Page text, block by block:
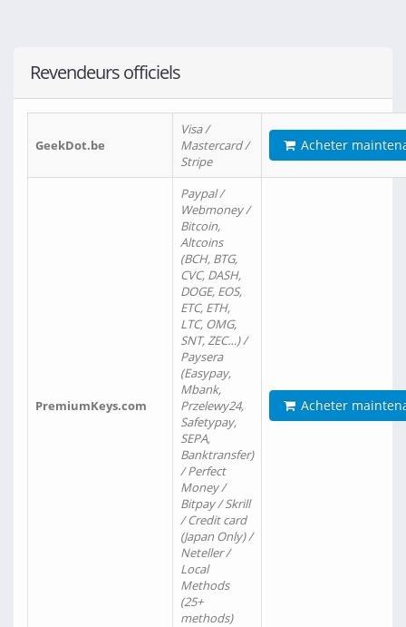
Revendeurs officiels
GeekDot.be
Visa /
Mastercard /
Stripe
Acheter
PremiumKeys.com
Paypal /
Webmoney /
Bitcoin,
Altcoins
(BCH, BTG,
CVC, DASH,
DOGE, EOS,
ETC, ETH,
LTC, OMG,
SNT, ZEC…) /
Paysera
(Easypay,
Mbank,
Przelewy24,
Safetypay,
SEPA,
Banktransfer)
/ Perfect
Money /
Bitpay / Skrill
/ Credit card
(Japan Only) /
Neteller /
Local
Methods
(25+
methods)
Acheter